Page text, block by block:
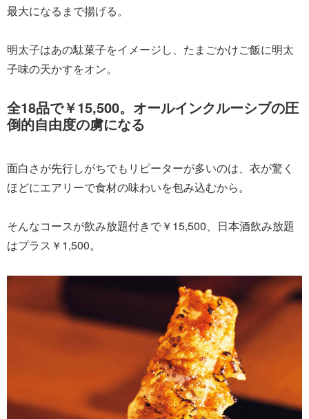
最大になるまで揚げる。
明太子はあの駄菓子をイメージし、たまごかけご飯に明太
子味の天かすをオン。
全18品で￥15,500。オールインクルーシブの圧
倒的自由度の虜になる
面白さが先行しがちでもリピーターが多いのは、衣が驚く
ほどにエアリーで食材の味わいを包み込むから。
そんなコースが飲み放題付きで￥15,500、日本酒飲み放題
はプラス￥1,500。